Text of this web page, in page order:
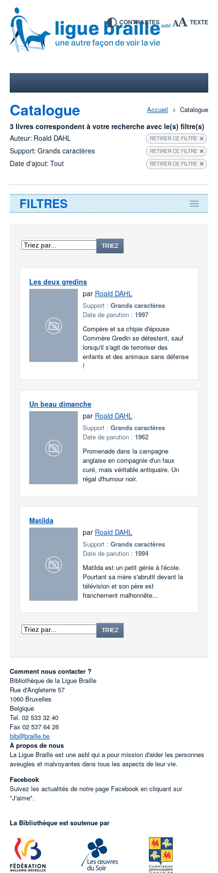
CONTRASTES TEXTE
Accueil Catalogue
Catalogue
3 livres correspondent à votre recherche avec le(s) filtre(s)
Auteur: Roald DAHL RETIRER CE FILTRE
Support: Grands caractères RETIRER CE FILTRE
Date d'ajout: Tout RETIRER CE FILTRE
FILTRES
TRIEZ
Les deux gredins
par Roald DAHL
Support : Grands caractères
Date de parution : 1997
Compère et sa chipie d'épouse
Commère Gredin se détestent, sauf
lorsqu'il s'agit de terroriser des
enfants et des animaux sans défense
!
Un beau dimanche
par Roald DAHL
Support : Grands caractères
Date de parution : 1962
Promenade dans la campagne
anglaise en compagnie d'un faux
curé, mais véritable antiquaire. Un
régal d'humour noir.
Matilda
par Roald DAHL
Support : Grands caractères
Date de parution : 1994
Matilda est un petit génie à l'école.
Pourtant sa mère s'abrutit devant la
télévision et son père est
franchement malhonnête...
TRIEZ
Comment nous contacter ?
Bibliothèque de la Ligue Braille
Rue d'Angleterre 57
1060 Bruxelles
Belgique
Tel. 02 533 32 40
Fax 02 537 64 26
bib@braille.be
À propos de nous
La Ligue Braille est une asbl qui a pour mission d'aider les personnes
aveugles et malvoyantes dans tous les aspects de leur vie.
Facebook
Suivez les actualités de notre page Facebook en cliquant sur
"J'aime".
La Bibliothèque est soutenue par